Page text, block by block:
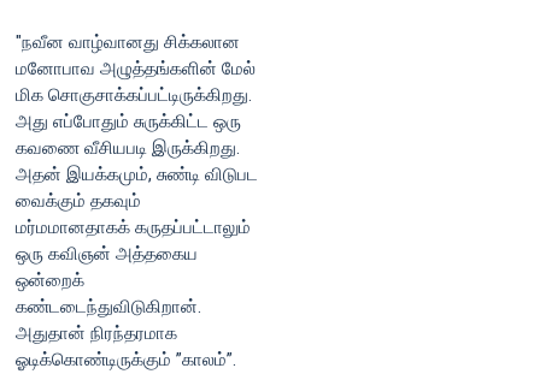
"நவீன வாழ்வானது சிக்கலான
மனோபாவ அழுத்தங்களின் மேல்
மிக சொகுசாக்கப்பட்டிருக்கிறது.
அது எப்போதும் சுருக்கிட்ட ஒரு
கவணை வீசியபடி இருக்கிறது.
அதன் இயக்கமும், சுண்டி விடுபட
வைக்கும் தகவும்
மர்மமானதாகக் கருதப்பட்டாலும்
ஒரு கவிஞன் அத்தகைய
ஒன்றைக்
கண்டடைந்துவிடுகிறான்.
அதுதான் நிரந்தரமாக
ஓடிக்கொண்டிருக்கும் ”காலம்”.